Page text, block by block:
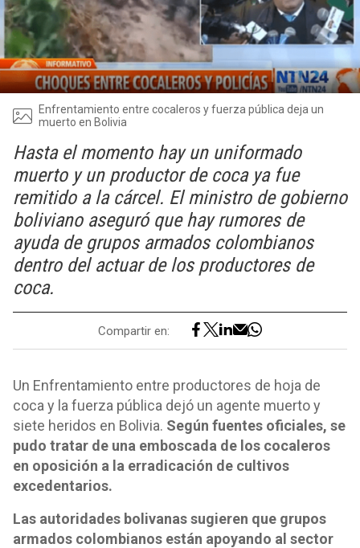
Enfrentamiento entre cocaleros y fuerza pública deja un
muerto en Bolivia
Hasta el momento hay un uniformado
muerto y un productor de coca ya fue
remitido a la cárcel. El ministro de gobierno
boliviano aseguró que hay rumores de
ayuda de grupos armados colombianos
dentro del actuar de los productores de
coca.
Compartir en:
Un Enfrentamiento entre productores de hoja de
coca y la fuerza pública dejó un agente muerto y
siete heridos en Bolivia. Según fuentes oficiales, se
pudo tratar de una emboscada de los cocaleros
en oposición a la erradicación de cultivos
excedentarios.
Las autoridades bolivanas sugieren que grupos
armados colombianos están apoyando al sector